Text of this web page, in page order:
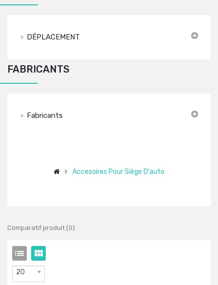
DÉPLACEMENT
FABRICANTS
Fabricants
Accesoires Pour Siège D'auto
Comparatif produit (0)
20